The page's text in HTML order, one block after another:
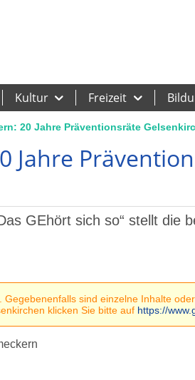
Kultur Freizeit
20 Jahre Präventionsräte
Jahre
GEhört sich so“ stellt die
sind einzelne Inhalte
klicken Sie bitte auf https://